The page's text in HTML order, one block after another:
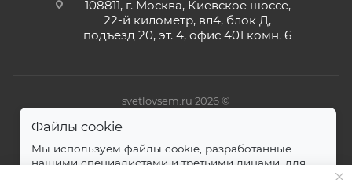
108811, г. Москва, Киевское шоссе,
22-й километр, вл4, блок Д,
подъезд 20, эт. 4, офис 401 комн. 6
svetlovsem.ru 2026 ©
Файлы cookie
Мы используем файлы cookie, разработанные
нашими специалистами и третьими лицами, для